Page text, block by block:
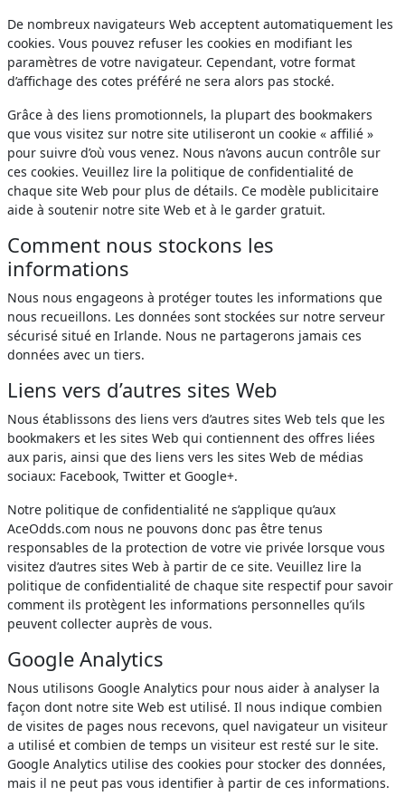
De nombreux navigateurs Web acceptent automatiquement les
cookies. Vous pouvez refuser les cookies en modifiant les
paramètres de votre navigateur. Cependant, votre format
d’affichage des cotes préféré ne sera alors pas stocké.
Grâce à des liens promotionnels, la plupart des bookmakers
que vous visitez sur notre site utiliseront un cookie « affilié »
pour suivre d’où vous venez. Nous n’avons aucun contrôle sur
ces cookies. Veuillez lire la politique de confidentialité de
chaque site Web pour plus de détails. Ce modèle publicitaire
aide à soutenir notre site Web et à le garder gratuit.
Comment nous stockons les
informations
Nous nous engageons à protéger toutes les informations que
nous recueillons. Les données sont stockées sur notre serveur
sécurisé situé en Irlande. Nous ne partagerons jamais ces
données avec un tiers.
Liens vers d’autres sites Web
Nous établissons des liens vers d’autres sites Web tels que les
bookmakers et les sites Web qui contiennent des offres liées
aux paris, ainsi que des liens vers les sites Web de médias
sociaux: Facebook, Twitter et Google+.
Notre politique de confidentialité ne s’applique qu’aux
AceOdds.com nous ne pouvons donc pas être tenus
responsables de la protection de votre vie privée lorsque vous
visitez d’autres sites Web à partir de ce site. Veuillez lire la
politique de confidentialité de chaque site respectif pour savoir
comment ils protègent les informations personnelles qu’ils
peuvent collecter auprès de vous.
Google Analytics
Nous utilisons Google Analytics pour nous aider à analyser la
façon dont notre site Web est utilisé. Il nous indique combien
de visites de pages nous recevons, quel navigateur un visiteur
a utilisé et combien de temps un visiteur est resté sur le site.
Google Analytics utilise des cookies pour stocker des données,
mais il ne peut pas vous identifier à partir de ces informations.